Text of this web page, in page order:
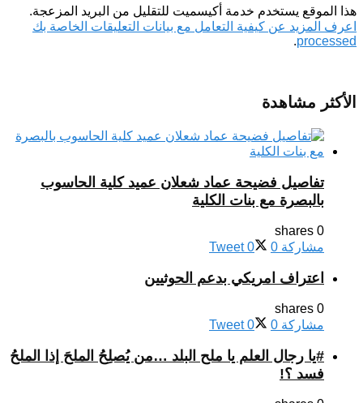
هذا الموقع يستخدم خدمة أكيسميت للتقليل من البريد المزعجة.
اعرف المزيد عن كيفية التعامل مع بيانات التعليقات الخاصة بك
processed
.
الأكثر مشاهدة
تفاصيل فضيحة عماد شعلان عميد كلية الحاسوب
بالبصرة مع بنات الكلية
0 shares
مشاركة 0
Tweet 0
اعتراف امريكي بدعم الحوثيين
0 shares
مشاركة 0
Tweet 0
#يا رجال العلم يا ملح البلد …من يُصلِحُ الملحَ إذا الملحُ
فسد ؟!